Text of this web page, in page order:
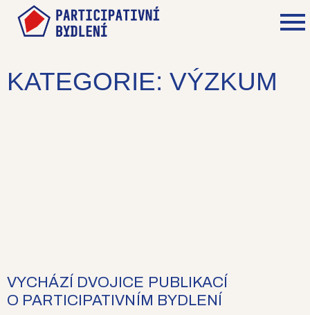
KATEGORIE: VÝZKUM
VYCHÁZÍ DVOJICE PUBLIKACÍ
O PARTICIPATIVNÍM BYDLENÍ